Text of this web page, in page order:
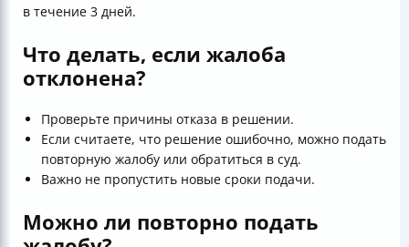
в течение 3 дней.
Что делать, если жалоба
отклонена?
Проверьте причины отказа в решении.
Если считаете, что решение ошибочно, можно подать
повторную жалобу или обратиться в суд.
Важно не пропустить новые сроки подачи.
Можно ли повторно подать